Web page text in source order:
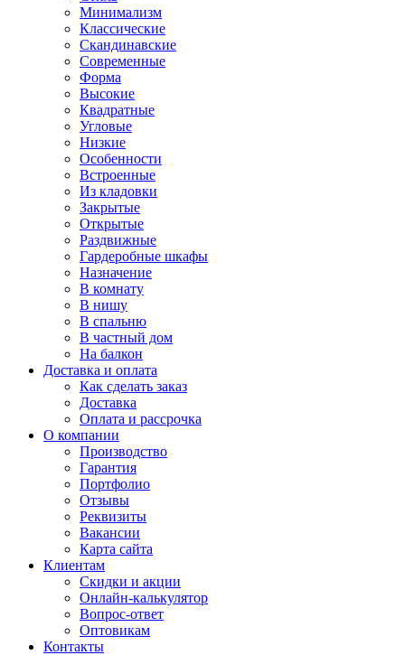
Минимализм
Классические
Скандинавские
Современные
Форма
Высокие
Квадратные
Угловые
Низкие
Особенности
Встроенные
Из кладовки
Закрытые
Открытые
Раздвижные
Гардеробные шкафы
Назначение
В комнату
В нишу
В спальню
В частный дом
На балкон
Доставка и оплата
Как сделать заказ
Доставка
Оплата и рассрочка
О компании
Производство
Гарантия
Портфолио
Отзывы
Реквизиты
Вакансии
Карта сайта
Клиентам
Скидки и акции
Онлайн-калькулятор
Вопрос-ответ
Оптовикам
Контакты